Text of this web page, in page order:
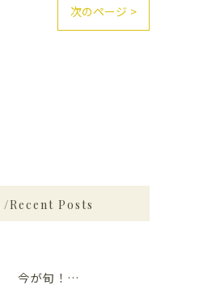
次のページ >
Recent Posts
今が旬！レストランで味わえる旬の食材